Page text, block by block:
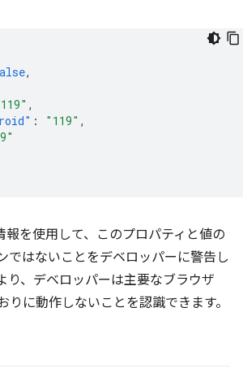
,
,
: "119" ,
報を使用して、このプロパティと値の
ではないことをデベロッパーに警告し
り、デベロッパーは主要なブラウザ
りに動作しないことを認識できます。